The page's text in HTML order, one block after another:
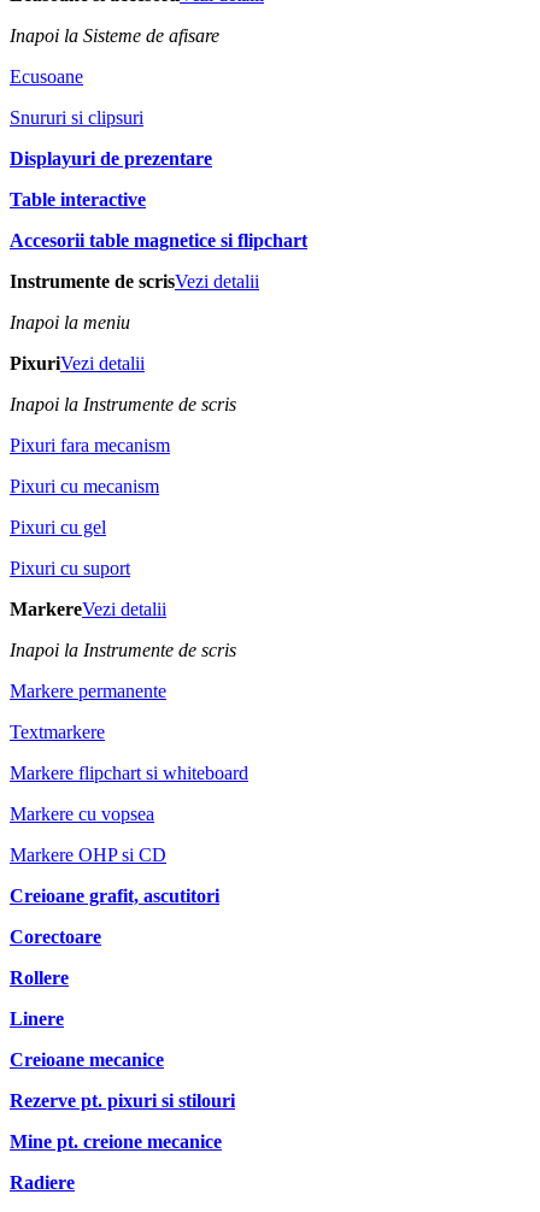
Inapoi la Sisteme de afisare
Ecusoane
Snururi si clipsuri
Displayuri de prezentare
Table interactive
Accesorii table magnetice si flipchart
Instrumente de scrisVezi detalii
Inapoi la meniu
PixuriVezi detalii
Inapoi la Instrumente de scris
Pixuri fara mecanism
Pixuri cu mecanism
Pixuri cu gel
Pixuri cu suport
MarkereVezi detalii
Inapoi la Instrumente de scris
Markere permanente
Textmarkere
Markere flipchart si whiteboard
Markere cu vopsea
Markere OHP si CD
Creioane grafit, ascutitori
Corectoare
Rollere
Linere
Creioane mecanice
Rezerve pt. pixuri si stilouri
Mine pt. creione mecanice
Radiere